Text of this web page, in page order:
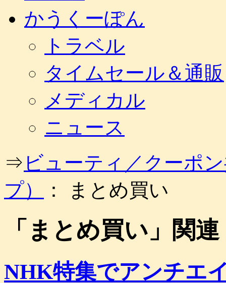
ツ
かうくーぽん
トラベル
タイムセール＆通販
メディカル
ニュース
⇒ ビューティ／クーポ
プ）
： まとめ買い
「 まとめ買い 」関連
NHK特集でアンチエ